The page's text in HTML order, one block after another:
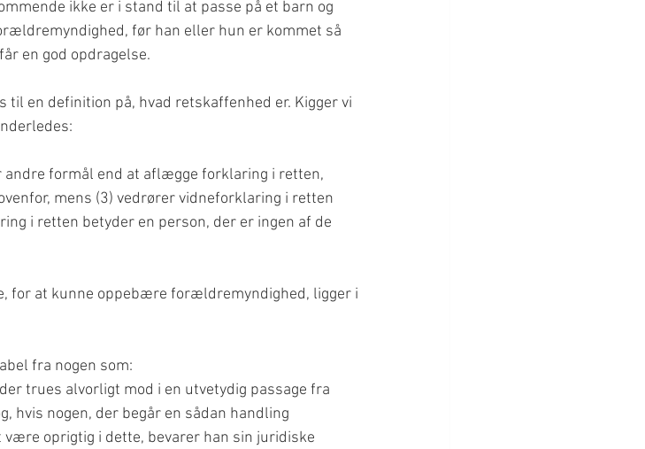
ikke er i stand til at passe på et barn og
før han eller hun er kommet så
en god opdragelse.
en definition på, hvad retskaffenhed er. Kigger vi
andre formål end at aflægge forklaring i retten,
mens (3) vedrører vidneforklaring i retten
i retten betyder en person, der er ingen af de
for at kunne oppebære forældremyndighed, ligger i
fra nogen som:
trues alvorligt mod i en utvetydig passage fra
hvis nogen, der begår en sådan handling
oprigtig i dette, bevarer han sin juridiske